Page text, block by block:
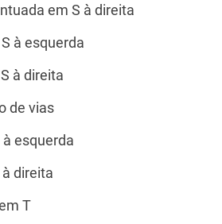
em S à direita
à esquerda
à direita
de vias
esquerda
direita
T